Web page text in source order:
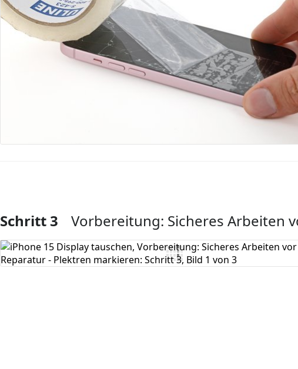
Kommentar hinzufügen
Schritt 3 Vorbereitung: Sicheres Arbeiten